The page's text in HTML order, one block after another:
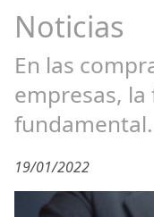
Noticias
En las
empresas,
fundamental.
19/01/2022